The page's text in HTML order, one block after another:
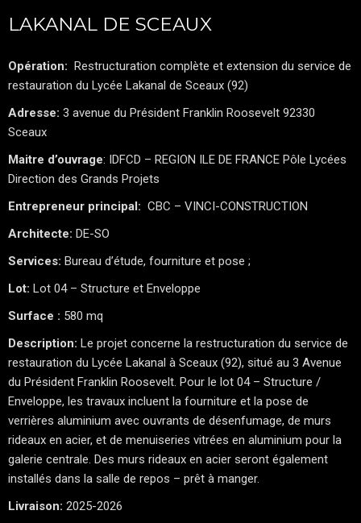
LAKANAL DE SCEAUX
Opération: Restructuration complète et extension du service de
restauration du Lycée Lakanal de Sceaux (92)
Adresse: 3 avenue du Président Franklin Roosevelt 92330
Sceaux
Maitre d’ouvrage: IDFCD – REGION ILE DE FRANCE Pôle Lycées
Direction des Grands Projets
Entrepreneur principal: CBC – VINCI-CONSTRUCTION
Architecte: DE-SO
Services: Bureau d’étude, fourniture et pose ;
Lot: Lot 04 – Structure et Enveloppe
Surface : 580 mq
Description: Le projet concerne la restructuration du service de
restauration du Lycée Lakanal à Sceaux (92), situé au 3 Avenue
du Président Franklin Roosevelt. Pour le lot 04 – Structure /
Enveloppe, les travaux incluent la fourniture et la pose de
verrières aluminium avec ouvrants de désenfumage, de murs
rideaux en acier, et de menuiseries vitrées en aluminium pour la
galerie centrale. Des murs rideaux en acier seront également
installés dans la salle de repos – prêt à manger.
Livraison: 2025-2026